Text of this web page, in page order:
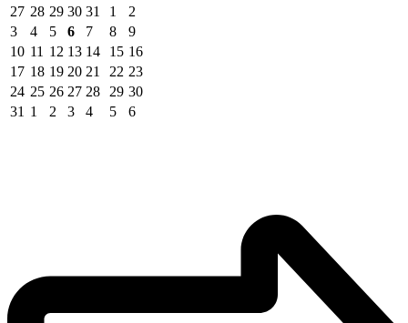
27 28 29 30 31 1
2
3
4 5 6 7 8
9
10 11 12 13 14 15 16
17 18 19 20 21 22 23
24 25 26 27 28 29 30
31 1 2 3 4 5 6